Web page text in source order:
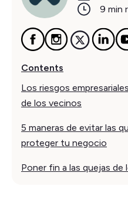
9 min
Contents
Los riesgos
de los vecinos
5 maneras de evitar las
proteger tu negocio
Poner fin a las quejas de